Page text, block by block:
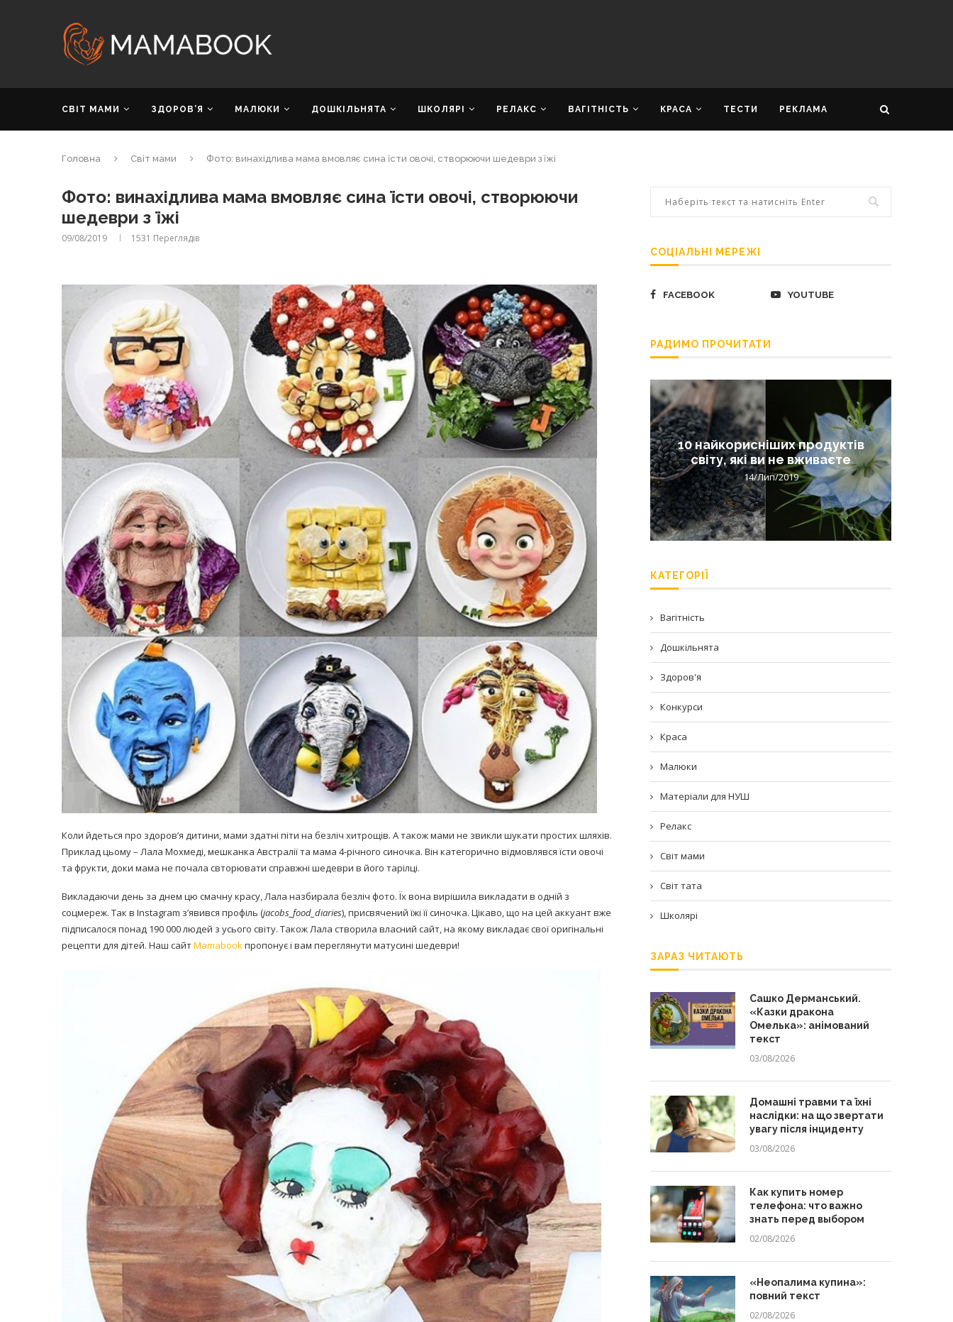
СВІТ МАМИ ЗДОРОВ’Я МАЛЮКИ ДОШКІЛЬНЯТА ШКОЛЯРІ РЕЛАКС ВАГІТНІСТЬ КРАСА ТЕСТИ РЕКЛАМА
Головна Світ мами Фото: винахідлива мама вмовляє сина їсти овочі, створюючи шедеври з їжі
Фото: винахідлива мама вмовляє сина їсти овочі, створюючи
шедеври з їжі
09/08/2019 1531 Переглядів
Коли йдеться про здоров’я дитини, мами здатні піти на безліч хитрощів. А також мами не звикли шукати простих шляхів.
Приклад цьому – Лала Мохмеді, мешканка Австралії та мама 4-річного синочка. Він категорично відмовлявся їсти овочі
та фрукти, доки мама не почала свторювати справжні шедеври в його тарілці.
Викладаючи день за днем цю смачну красу, Лала назбирала безліч фото. Їх вона вирішила викладати в одній з
соцмереж. Так в Instagram з’явився профіль (jacobs_food_diaries), присвячений їжі її синочка. Цікаво, що на цей аккуант вже
підписалося понад 190 000 людей з усього світу. Також Лала створила власний сайт, на якому викладає свої оригінальні
рецепти для дітей. Наш сайтMamabookпропонує і вам переглянути матусині шедеври!
СОЦІАЛЬНІ МЕРЕЖІ
FACEBOOK YOUTUBE
РАДИМО ПРОЧИТАТИ
принимать
никакого кипятка
Лікарі назвали симптоми
коронавірусу в дітей
14/Бер/2020
Попробуйте рецепт
легендарного супа доктора
Моро, который без...
08/Січ/2021
10 найкорисніших продуктів
світу, які ви не вживаєте
14/Лип/2019
КАТЕГОРІЇ
Вагітність
Дошкільнята
Здоров'я
Конкурси
Краса
Малюки
Матеріали для НУШ
Релакс
Світ мами
Світ тата
Школярі
ЗАРАЗ ЧИТАЮТЬ
Сашко Дерманський.
«Казки дракона
Омелька»: анімований
текст
03/08/2026
Домашні травми та їхні
наслідки: на що звертати
увагу після інциденту
03/08/2026
Как купить номер
телефона: что важно
знать перед выбором
02/08/2026
«Неопалима купина»:
повний текст
02/08/2026